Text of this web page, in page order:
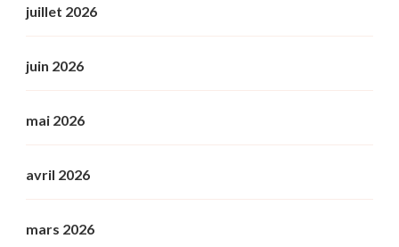
juillet 2026
juin 2026
mai 2026
avril 2026
mars 2026